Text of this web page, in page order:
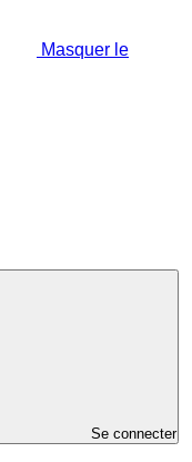
Masquer le
Se connecter